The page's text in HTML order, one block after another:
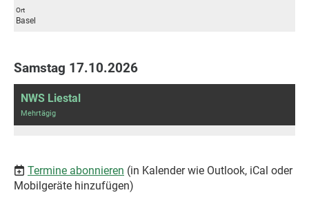
Ort
Basel
Samstag 17.10.2026
NWS Liestal
Mehrtägig
Termine abonnieren (in Kalender wie Outlook, iCal oder
Mobilgeräte hinzufügen)